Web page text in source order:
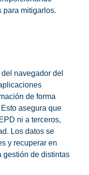
para mitigarlos.
navegador del
de forma
asegura que
ni a terceros,
Los datos se
y recuperar en
gestión de distintas